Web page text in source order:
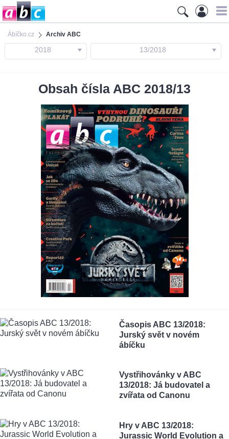
Ábíčko.cz Archiv ABC
2018 13/2018
Obsah čísla ABC 2018/13
Časopis ABC 13/2018:
Jurský svět v novém
ábíčku
Vystřihovánky v ABC
13/2018: Já budovatel a
zvířata od Canonu
Hry v ABC 13/2018:
Jurassic World Evolution a